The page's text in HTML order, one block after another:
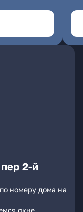
2-й
номеру дома на
окне